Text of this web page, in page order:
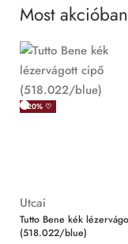
Most akcióban
-20% ♡
Utcai
Tutto Bene kék
(518.022/blue)